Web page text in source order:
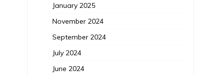
January 2025
November 2024
September 2024
July 2024
June 2024